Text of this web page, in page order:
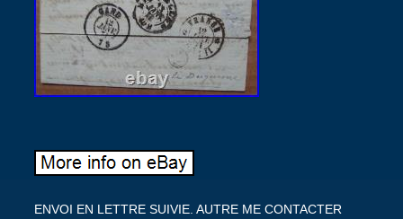
ENVOI EN LETTRE SUIVIE. AUTRE ME CONTACTER